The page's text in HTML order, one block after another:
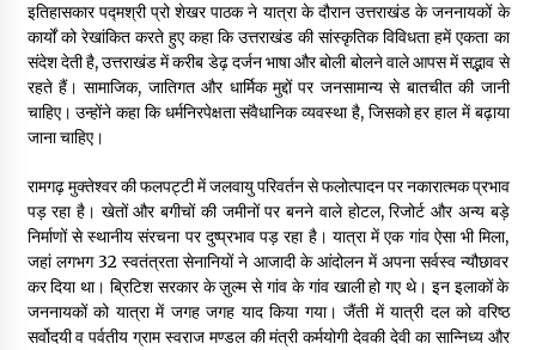
राष्ट्रीय आन्दोलन में भाषाओं की भूमिका पर एक जरूरी दस्तावेज
3 years ago
3 years ago
कुमार प्रशांत को मातृशोक
3 years ago
इतिहासकार पद्मश्री प्रो शेखर पाठक ने यात्रा के दौरान उत्तराखंड के जननायकों के
कार्यों को रेखांकित करते हुए कहा कि उत्तराखंड की सांस्कृतिक विविधता हमें एकता का
संदेश देती है, उत्तराखंड में करीब डेढ़ दर्जन भाषा और बोली बोलने वाले आपस में सद्भाव से
रहते हैं। सामाजिक, जातिगत और धार्मिक मुद्दों पर जनसामान्य से बातचीत की जानी
चाहिए। उन्होंने कहा कि धर्मनिरपेक्षता संवैधानिक व्यवस्था है, जिसको हर हाल में बढ़ाया
जाना चाहिए।
रामगढ़ मुक्तेश्वर की फलपट्टी में जलवायु परिवर्तन से फलोत्पादन पर नकारात्मक प्रभाव
पड़ रहा है। खेतों और बगीचों की जमीनों पर बनने वाले होटल, रिजोर्ट और अन्य बड़े
निर्माणों से स्थानीय संरचना पर दुष्प्रभाव पड़ रहा है। यात्रा में एक गांव ऐसा भी मिला,
जहां लगभग 32 स्वतंत्रता सेनानियों ने आजादी के आंदोलन में अपना सर्वस्व न्यौछावर
कर दिया था। ब्रिटिश सरकार के ज़ुल्म से गांव के गांव खाली हो गए थे। इन इलाकों के
जननायकों को यात्रा में जगह जगह याद किया गया। जैंती में यात्री दल को वरिष्ठ
सर्वोदयी व पर्वतीय ग्राम स्वराज मण्डल की मंत्री कर्मयोगी देवकी देवी का सान्निध्य और